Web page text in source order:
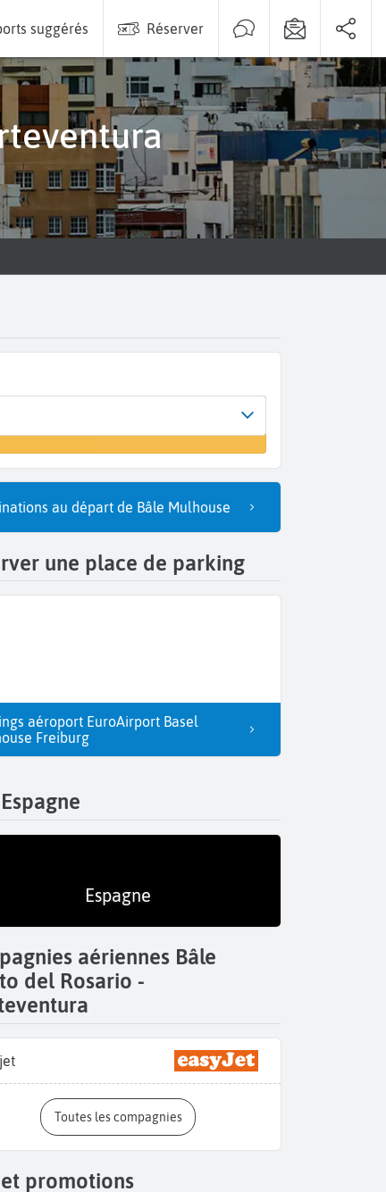
suggérés Réserver
del Rosario (FUE)
au départ de Bâle Mulhouse
une place de parking
aéroport EuroAirport Basel
Freiburg
Espagne
aériennes Bâle
del Rosario -
Toutes les compagnies
promotions